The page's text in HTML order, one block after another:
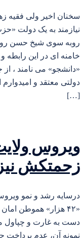
سخنان اخیر ولی فقیه
نیازمند به یک دولت
روبه سوی شیخ حسن
خامنه ای در این
«دانشجو» می نامند ،
دولتی معتقد و
[…]
ویروس
زحمتکش
درسایه رشد و نمو
«۴۲ هزار» هموطن
دست به غارت و چپاول
نمونه آن، عدم پرداخت